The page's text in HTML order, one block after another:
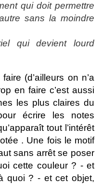
qui doit permettre
sans la moindre
qui devient lourd
(d’ailleurs on n’a
en faire c’est aussi
les plus claires du
écrire les notes
tout l’intérêt
. Une fois le motif
sans arrêt se poser
cette couleur ? - et
quoi ? - et cet objet,